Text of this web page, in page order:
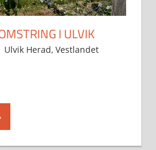
I ULVIK
Svein
Ulvik Herad, Vestlandet